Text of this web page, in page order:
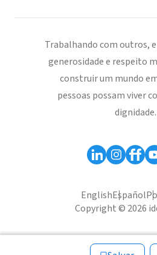
Trabalhando com outros,
generosidade e respeito
construir um mundo
pessoas possam viver
dignidade.
EnglishEspañol
Copyright © 2026